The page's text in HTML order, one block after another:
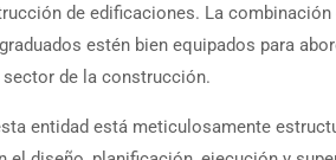
de edificaciones. La
estén bien equipados para
sector de la construcción.
entidad está meticulosamente